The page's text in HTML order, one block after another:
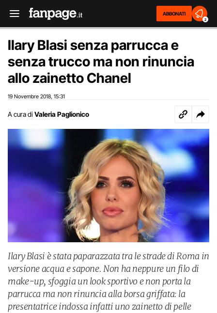
ABBONATI
2
Ilary Blasi senza parrucca e
senza trucco ma non rinuncia
allo zainetto Chanel
19 Novembre 2018 15:31
A cura di Valeria Paglionico
Ilary Blasi è stata paparazzata tra le strade di Roma in
versione acqua e sapone. Non ha neppure un filo di
make-up, sfoggia un look sportivo e non porta la
parrucca ma non rinuncia alla borsa griffata: la
presentatrice indossa infatti uno zainetto di pelle